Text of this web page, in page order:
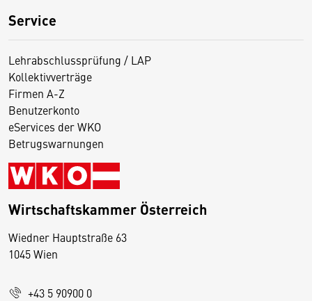
Service
Lehrabschlussprüfung / LAP
Kollektivverträge
Firmen A-Z
Benutzerkonto
eServices der WKO
Betrugswarnungen
Wirtschaftskammer Österreich
Wiedner Hauptstraße 63
1045 Wien
+43 5 90900 0
D
s